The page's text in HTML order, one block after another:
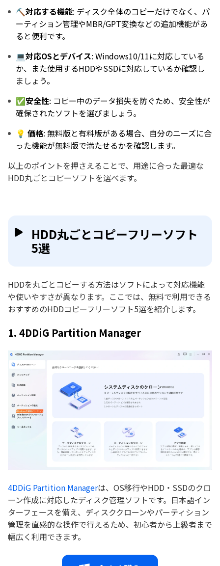
⛏️対応する機能: ディスク全体のコピーだけでなく、パ
ーティション管理やMBR/GPT変換などの追加機能があ
ると便利です。
💻対応OSとデバイス: Windows10/11に対応している
か、また使用するHDDやSSDに対応しているか確認し
ましょう。
✅安全性: コピー中のデータ損失を防ぐため、安全性が
確保されたソフトを選びましょう。
💡 価格: 無料版と有料版がある場合、自分のニーズに合
った機能が無料版で満たせるかを確認します。
以上のポイントを押さえることで、用途に合った最適な
HDD丸ごとコピーソフトを選べます。
HDD丸ごとコピーフリーソフト
5選
HDDを丸ごとコピーする方法はソフトによって対応機能
や使いやすさが異なります。ここでは、無料で利用できる
おすすめのHDDコピーフリーソフト5選を紹介します。
1. 4DDiG Partition Manager
4DDiG Partition Managerは、OS移行やHDD・SSDのクロ
ーン作成に対応したディスク管理ソフトです。日本語イン
ターフェースを備え、ディスククローンやパーティション
管理を直感的な操作で行えるため、初心者から上級者まで
幅広く利用できます。